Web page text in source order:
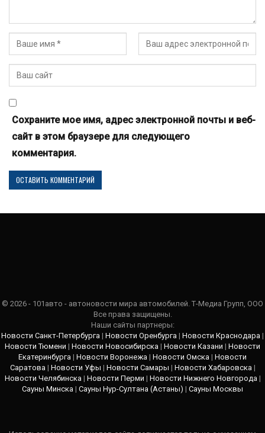
Сохраните мое имя, адрес электронной почты и веб-
сайт в этом браузере для следующего
комментария.
© 2026 - 101авто - автоновости мира автомобилей. Т-Медиа Групп, ООО
Все права защищены.
Наши сайты партнеры:
Новости Санкт-Петербурга | Новости Оренбурга | Новости Краснодара |
Новости Тюмени | Новости Новосибирска | Новости Казани | Новости
Екатеринбурга | Новости Воронежа | Новости Омска | Новости
Саратова | Новости Уфы | Новости Самары | Новости Хабаровска |
Новости Челябинска | Новости Перми | Новости Нижнего Новгорода |
Сауны Минска | Сауны Нур-Султана (Астаны) | Сауны Москвы